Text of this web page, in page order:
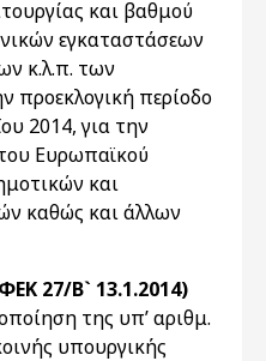
και βαθμού
εγκαταστάσεων
κ.λ.π. των
περίοδο
2014, για την
Ευρωπαϊκού
και
καθώς και άλλων
27/Β` 13.1.2014)
της υπ’ αριθμ.
υπουργικής